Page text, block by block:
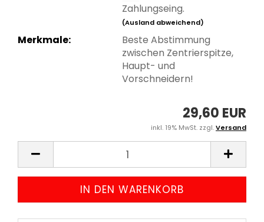
Zahlungseing.
(Ausland abweichend)
Merkmale:
Beste Abstimmung
zwischen Zentrierspitze,
Haupt- und
Vorschneidern!
29,60 EUR
inkl. 19% MwSt. zzgl.Versand